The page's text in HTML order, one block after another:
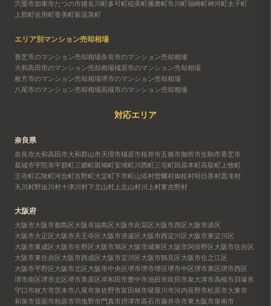
宍粟市加東市たつの市猪名川町多可町稲美町播磨町市川町福崎町神河町太子町
上郡町佐用町香美町新温泉町
エリア別マンション売却相場
香芝市のマンション売却相場奈良市のマンション売却相場
大和高田市のマンション売却相場橿原市のマンション売却相場
枚方市のマンション売却相場堺市のマンション売却相場
八尾市のマンション売却相場高槻市のマンション売却相場
対応エリア
奈良県
奈良市大和高田市大和郡山市天理市橿原市桜井市五條市御所市生駒市香芝市
葛城市宇陀市平群町三郷町斑鳩町安堵町川西町三宅町田原本町高取町 上牧町
王寺町広陵町河合町吉野町大淀町下市町山添村曽爾村御杖村明日香村黒滝村
天川村野迫川村十津川村下北山村 上北山村川上村東吉野村
大阪府
大阪市大阪市都島区大阪市福島区大阪市此花区大阪市西区大阪市港区
大阪市大正区大阪市天王寺区大阪市浪速区大阪市西淀川区大阪市東淀川区
大阪市東成区大阪市生野区大阪市旭区大阪市城東区大阪市阿倍野区大阪市住吉区
大阪市東住吉区大阪市西成区大阪市淀川区大阪市鶴見区大阪市住之江区
大阪市平野区大阪市北区大阪市中央区堺市堺市堺区堺市中区堺市東区堺市西区
堺市南区堺市北区堺市美原区岸和田市豊中市池田市吹田市泉大津市高槻市 貝塚市
守口市枚方市茨木市八尾市泉佐野市富田林市寝屋川市河内長野市松原市大東市
和泉市箕面市柏原市羽曳野市門真市摂津市高石市藤井寺市東大阪市泉南市